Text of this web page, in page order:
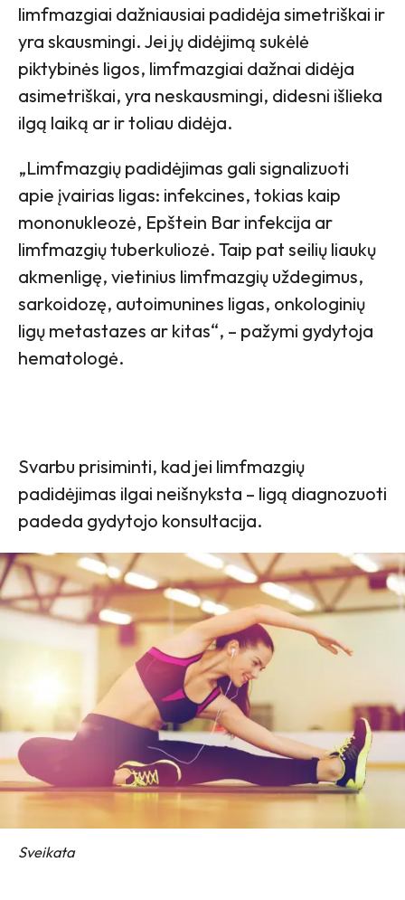
limfmazgiai dažniausiai padidėja simetriškai ir
yra skausmingi. Jei jų didėjimą sukėlė
piktybinės ligos, limfmazgiai dažnai didėja
asimetriškai, yra neskausmingi, didesni išlieka
ilgą laiką ar ir toliau didėja.
„Limfmazgių padidėjimas gali signalizuoti
apie įvairias ligas: infekcines, tokias kaip
mononukleozė, Epštein Bar infekcija ar
limfmazgių tuberkuliozė. Taip pat seilių liaukų
akmenligę, vietinius limfmazgių uždegimus,
sarkoidozę, autoimunines ligas, onkologinių
ligų metastazes ar kitas“, – pažymi gydytoja
hematologė.
Svarbu prisiminti, kad jei limfmazgių
padidėjimas ilgai neišnyksta – ligą diagnozuoti
padeda gydytojo konsultacija.
Sveikata